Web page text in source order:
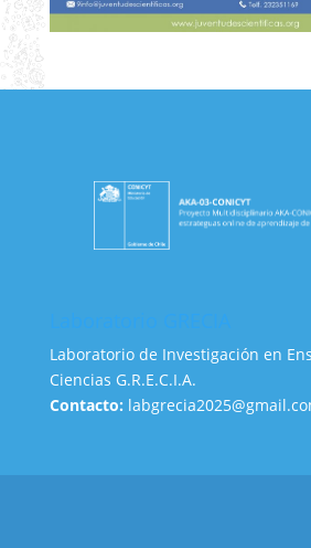
Laboratorio de Investigación en
Ciencias G.R.E.C.I.A.
Contacto: